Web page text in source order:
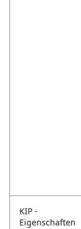
KIP -
Eigenschaften